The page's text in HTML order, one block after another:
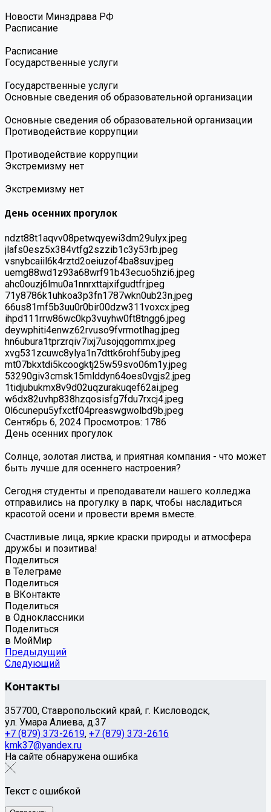
Новости Минздрава РФ
Расписание
Расписание
Государственные услуги
Государственные услуги
Основные сведения об образовательной организации
Основные сведения об образовательной организации
Противодействие коррупции
Противодействие коррупции
Экстремизму нет
Экстремизму нет
День осенних прогулок
ndzt88t1aqvv08petwqyewi3dm29ulyx.jpeg
jlafs0esz5x384vtfg2szzib1c3y53rb.jpeg
vsnybcaiil6k4rztd2oeiuzof4ba8suv.jpeg
uemg88wd1z93a68wrf91b43ecuo5hzi6.jpeg
ahc0ouzj6lmu0a1nnrxttajxifgudtfr.jpeg
71y8786k1uhkoa3p3fn1787wkn0ub23n.jpeg
66us81mf5b3uu0r0bir00dzw311voxcx.jpeg
ihpd111rrw86wc0kp3vuyhw0ft8tngg6.jpeg
deywphiti4enwz62rvuso9fvrmotlhag.jpeg
hn6ubura1tprzrqiv7ixj7usojqgommx.jpeg
xvg531zcuwc8ylya1n7dttk6rohf5uby.jpeg
mt07bkxtdi5kcoogktj25w59svo06m1y.jpeg
53290giv3cmsk15mlddyn64oes0vgjs2.jpeg
1tidjubukmx8v9d02uqzurakuqef62ai.jpeg
w6dx82uvhp838hzqosisfg7fdu7rxcj4.jpeg
0l6cunepu5yfxctf04preaswgwolbd9b.jpeg
Сентябрь 6, 2024 Просмотров: 1786
День осенних прогулок
Солнце, золотая листва, и приятная компания - что может
быть лучше для осеннего настроения?
Сегодня студенты и преподаватели нашего колледжа
отправились на прогулку в парк, чтобы насладиться
красотой осени и провести время вместе.
Cчастливые лица, яркие краски природы и атмосфера
дружбы и позитива!
Поделиться
в Телеграме
Поделиться
в ВКонтакте
Поделиться
в Одноклассники
Поделиться
в МойМир
Предыдущий
Следующий
Контакты
357700, Ставропольский край, г. Кисловодск,
ул. Умара Алиева, д.37
+7 (879) 373-2619, +7 (879) 373-2616
kmk37@yandex.ru
На сайте обнаружена ошибка
Текст с ошибкой